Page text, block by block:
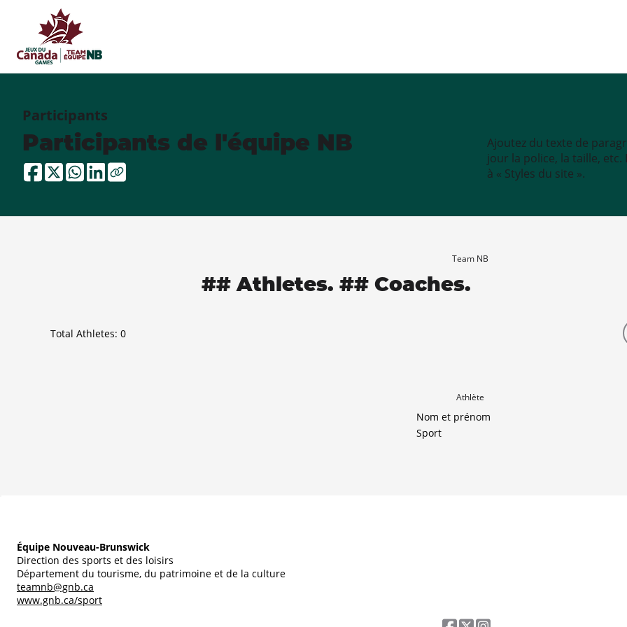
Participants
Participants de l'équipe NB
Ajoutez du texte de
jour la police, la taille,
à « Styles du site ».
Team NB
## Athletes. ## Coaches.
Total Athletes: 0
Athlète
Nom et prénom
Sport
Équipe Nouveau-Brunswick
Direction des sports et des loisirs
Département du tourisme, du patrimoine et de la culture
teamnb@gnb.ca
www.gnb.ca/sport